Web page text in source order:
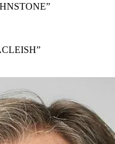
”
”